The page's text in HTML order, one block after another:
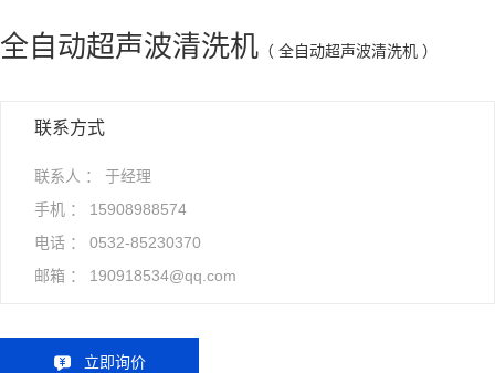
全自动超声波清洗机 （ 全自动超声波清洗机 ）
联系方式
联系人 ： 于经理
手机 ： 15908988574
电话 ： 0532-85230370
邮箱 ： 190918534@qq.com
立即询价